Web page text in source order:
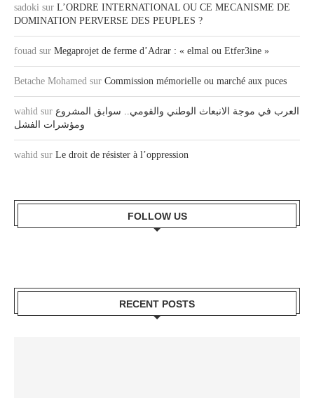
sadoki sur L’ORDRE INTERNATIONAL OU CE MECANISME DE
DOMINATION PERVERSE DES PEUPLES ?
fouad sur Megaprojet de ferme d’Adrar : « elmal ou Etfer3ine »
Betache Mohamed sur Commission mémorielle ou marché aux puces
wahid sur العرب في موجة الانبعاث الوطني والقومي.. سوابق المشروع
ومؤشرات الفشل
wahid sur Le droit de résister à l’oppression
FOLLOW US
RECENT POSTS